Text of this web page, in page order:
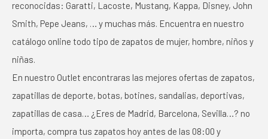
reconocidas: Garatti, Lacoste, Mustang, Kappa, Disney, John
Smith, Pepe Jeans, … y muchas más. Encuentra en nuestro
catálogo online todo tipo de zapatos de mujer, hombre, niños y
niñas.
En nuestro Outlet encontraras las mejores ofertas de zapatos,
zapatillas de deporte, botas, botines, sandalias, deportivas,
zapatillas de casa… ¿Eres de Madrid, Barcelona, Sevilla…? no
importa, compra tus zapatos hoy antes de las 08:00 y